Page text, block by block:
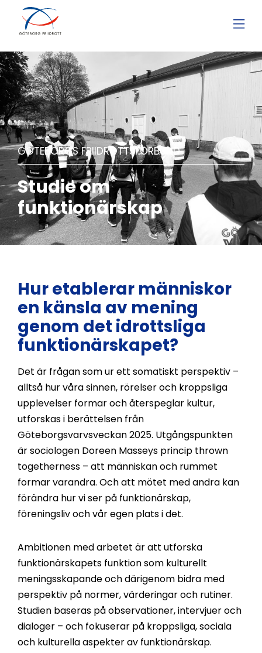
GÖTEBORGS FRIIDROTTSFÖRBUND
Studie om
funktionärskap
Hur etablerar människor
en känsla av mening
genom det idrottsliga
funktionär­skapet?
Det är frågan som ur ett somatiskt perspektiv –
alltså hur våra sinnen, rörelser och kroppsliga
upplevelser formar och återspeglar kultur,
utforskas i berättelsen från
Göteborgsvarvsveckan 2025. Utgångspunkten
är sociologen Doreen Masseys princip thrown
togetherness – att människan och rummet
formar varandra. Och att mötet med andra kan
förändra hur vi ser på funktionärskap,
föreningsliv och vår egen plats i det.
Ambitionen med arbetet är att utforska
funktionärskapets funktion som kulturellt
meningsskapande och därigenom bidra med
perspektiv på normer, värderingar och rutiner.
Studien baseras på observationer, intervjuer och
dialoger – och fokuserar på kroppsliga, sociala
och kulturella aspekter av funktionärskap.